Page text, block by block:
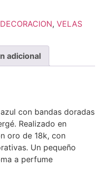
DECORACION, VELAS
adicional
con bandas doradas
Realizado en
oro de 18k, con
Un pequeño
a perfume